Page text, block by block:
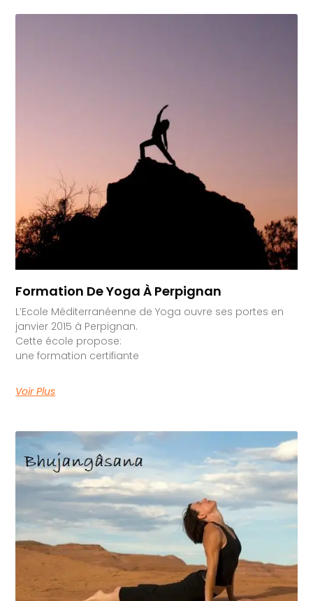
Formation De Yoga À Perpignan
L’Ecole Méditerranéenne de Yoga ouvre ses portes en
janvier 2015 à Perpignan.
Cette école propose:
une formation certifiante
Voir Plus